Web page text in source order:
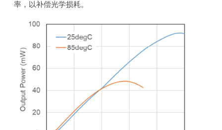
率，以补偿光学损耗。